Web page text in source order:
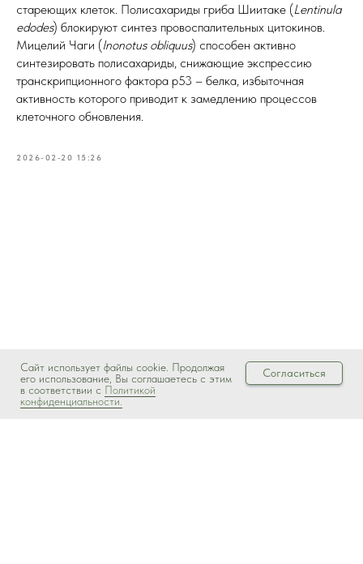
стареющих клеток. Полисахариды гриба Шиитаке (Lentinula
edodes) блокируют синтез провоспалительных цитокинов.
Мицелий Чаги (Inonotus obliquus) способен активно
синтезировать полисахариды, снижающие экспрессию
транскрипционного фактора р53 – белка, избыточная
активность которого приводит к замедлению процессов
клеточного обновления.
2026-02-20 15:26
Сайт использует файлы cookie. Продолжая
его использование, Вы соглашаетесь с этим
в соответствии с Политикой
конфиденциальности.
Согласиться